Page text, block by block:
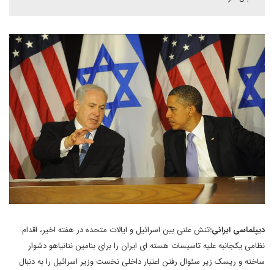
دیپلماسی ایرانی:تنش علنی بین اسرائیل و ایالات متحده در هفته اخیر، اقدام
نظامی یکجانبه علیه تاسیسات هسته ای ایران را برای بنامین نتانیاهو دشوار
ساخته و ریسک زیر سئوال رفتن اعتبار داخلی نخست وزیر اسرائیل را به دنبال